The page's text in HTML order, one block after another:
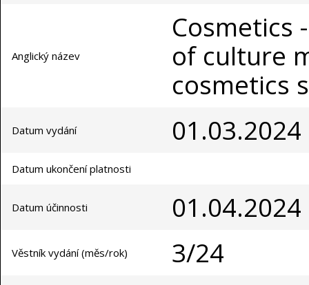
Anglický název
Cosmetics
of culture
cosmetics
Datum vydání 01.03.2024
Datum ukončení platnosti
Datum účinnosti 01.04.2024
Věstník vydání (měs/rok) 3/24